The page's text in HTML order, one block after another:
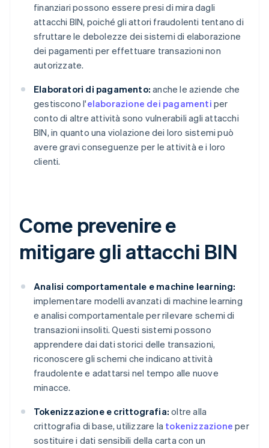
finanziari possono essere presi di mira dagli
attacchi BIN, poiché gli attori fraudolenti tentano di
sfruttare le debolezze dei sistemi di elaborazione
dei pagamenti per effettuare transazioni non
autorizzate.
Elaboratori di pagamento: anche le aziende che
gestiscono l'elaborazione dei pagamenti per
conto di altre attività sono vulnerabili agli attacchi
BIN, in quanto una violazione dei loro sistemi può
avere gravi conseguenze per le attività e i loro
clienti.
Come prevenire e
mitigare gli attacchi BIN
Analisi comportamentale e machine learning:
implementare modelli avanzati di machine learning
e analisi comportamentale per rilevare schemi di
transazioni insoliti. Questi sistemi possono
apprendere dai dati storici delle transazioni,
riconoscere gli schemi che indicano attività
fraudolente e adattarsi nel tempo alle nuove
minacce.
Tokenizzazione e crittografia: oltre alla
crittografia di base, utilizzare la tokenizzazione per
sostituire i dati sensibili della carta con un